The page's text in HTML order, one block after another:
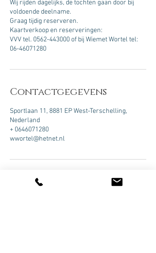
Wij rijden dagelijks, de tochten gaan door bij
voldoende deelname.
Graag tijdig reserveren.
Kaartverkoop en reserveringen:
VVV tel. 0562-443000 of bij Wiemet Wortel tel:
06-46071280
Contactgegevens
Sportlaan 11, 8881 EP West-Terschelling,
Nederland
+ 0646071280
wwortel@hetnet.nl